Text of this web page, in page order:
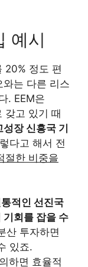
예시
20% 정도 편
는 다른 리스
. EEM은
갖고 있기 때
성장 신흥국 기
다고 해서 전
절한 비중을
적인 선진국
기회를 잡을 수
산 투자하면
있죠.
하면 효율적